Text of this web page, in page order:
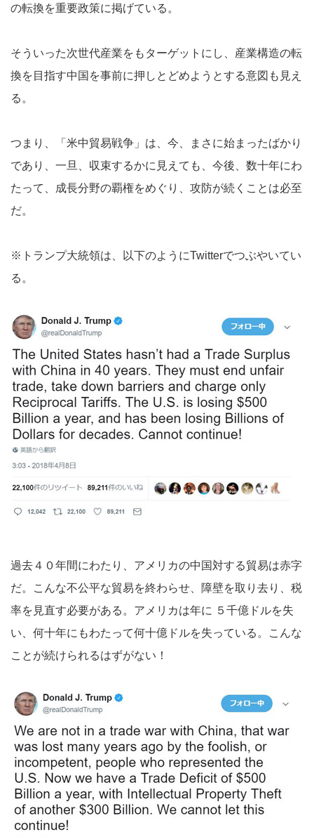
の転換を重要政策に掲げている。
そういった次世代産業をもターゲットにし、産業構造の転
換を目指す中国を事前に押しとどめようとする意図も見え
る。
つまり、「米中貿易戦争」は、今、まさに始まったばかり
であり、一旦、収束するかに見えても、今後、数十年にわ
たって、成長分野の覇権をめぐり、攻防が続くことは必至
だ。
※トランプ大統領は、以下のようにTwitterでつぶやいてい
る。
過去４０年間にわたり、アメリカの中国対する貿易は赤字
だ。こんな不公平な貿易を終わらせ、障壁を取り去り、税
率を見直す必要がある。アメリカは年に ５千億ドルを失
い、何十年にもわたって何十億ドルを失っている。こんな
ことが続けられるはずがない！